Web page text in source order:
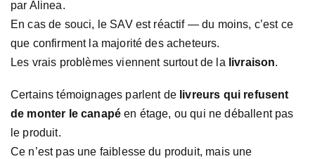
par Alinea.
En cas de souci, le SAV est réactif — du moins, c’est ce
que confirment la majorité des acheteurs.
Les vrais problèmes viennent surtout de la livraison.
Certains témoignages parlent de livreurs qui refusent
de monter le canapé en étage, ou qui ne déballent pas
le produit.
Ce n’est pas une faiblesse du produit, mais une